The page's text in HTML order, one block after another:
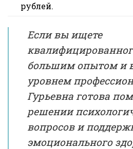
рублей.
Если вы ищете
большим опытом и
уровнем
Гурьевна готова
решении
вопросов и
эмоционального